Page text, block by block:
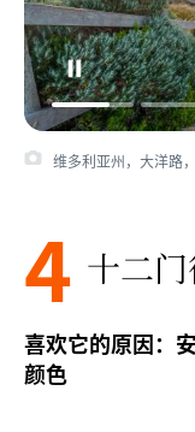
维多利亚州，大洋路
4 十二
喜欢它的原因：
颜色